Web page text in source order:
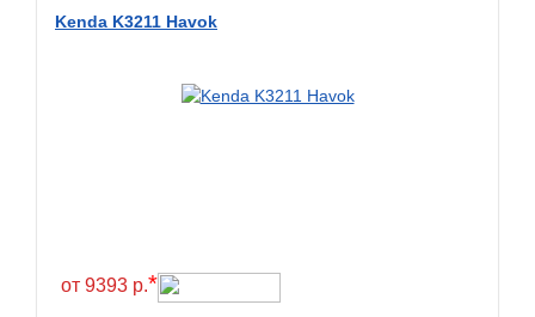
Kenda K3211 Havok
от 9393 р.*